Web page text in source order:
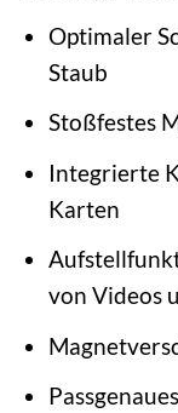
Optimaler
Staub
Stoßfestes
Integrierte
Karten
von Videos